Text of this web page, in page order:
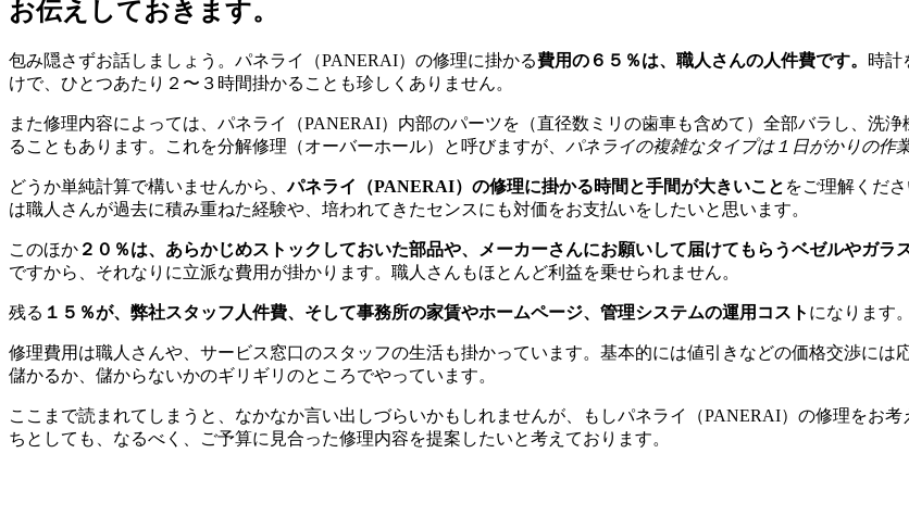
お伝えしておきます。
包み隠さずお話しましょう。パネライ（PANERAI）の修理に掛かる費用の６５％は、職人さんの人件費です。 時計
けで、ひとつあたり２〜３時間掛かることも珍しくありません。
また修理内容によっては、パネライ（PANERAI）内部のパーツを（直径数ミリの歯車も含めて）全部バラし、洗
ることもあります。これを分解修理（オーバーホール）と呼びますが、 パネライの複雑なタイプは１日がかりの作
どうか単純計算で構いませんから、パネライ（PANERAI）の修理に掛かる時間と手間が大きいこと をご理解くだ
は職人さんが過去に積み重ねた経験や、培われてきたセンスにも対価をお支払いをしたいと思います。
このほか ２０％は、あらかじめストックしておいた部品や、メーカーさんにお願いして届けてもらうベゼルやガラ
ですから、それなりに立派な費用が掛かります。職人さんもほとんど利益を乗せられません。
残る １５％が、弊社スタッフ人件費、そして事務所の家賃やホームページ、管理システムの運用コスト になります
修理費用は職人さんや、サービス窓口のスタッフの生活も掛かっています。基本的には値引きなどの価格交渉には
儲かるか、儲からないかのギリギリのところでやっています。
ここまで読まれてしまうと、なかなか言い出しづらいかもしれませんが、もしパネライ（PANERAI）の修理をお
ちとしても、なるべく、ご予算に見合った修理内容を提案したいと考えております。